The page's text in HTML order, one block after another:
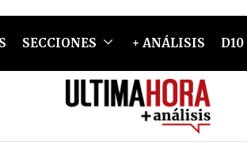
SECCIONES + ANÁLISIS D10